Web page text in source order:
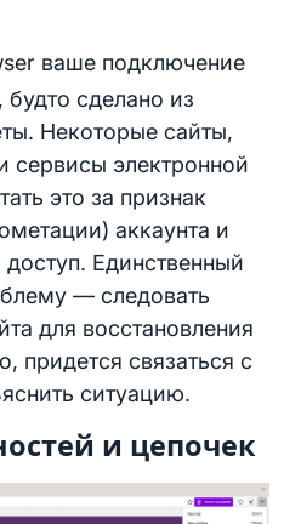
ваше подключение
будто сделано из
Некоторые сайты,
сервисы электронной
это за признак
аккаунта и
Единственный
— следовать
для восстановления
придется связаться с
ситуацию.
и цепочек